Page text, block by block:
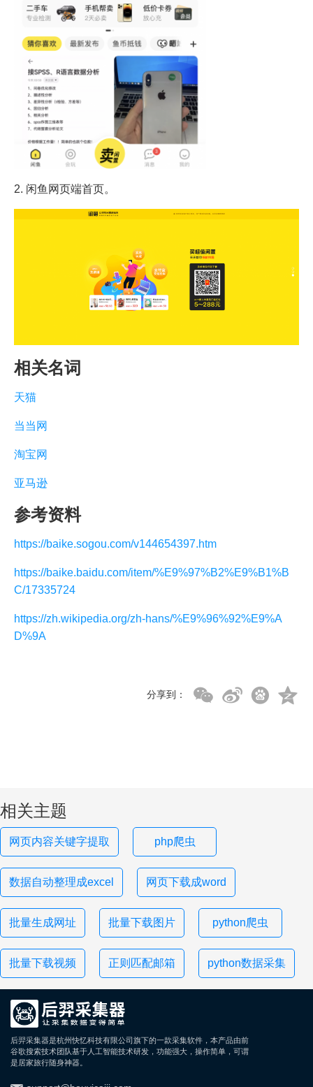
2. 闲鱼网页端首页。
相关名词
天猫
当当网
淘宝网
亚马逊
参考资料
https://baike.sogou.com/v144654397.htm
https://baike.baidu.com/item/%E9%97%B2%E9%B1%B
C/17335724
https://zh.wikipedia.org/zh-hans/%E9%96%92%E9%A
D%9A
分享到：
相关主题
网页内容关键字提取 php爬虫
数据自动整理成excel 网页下载成word
批量生成网址 批量下载图片 python爬虫
批量下载视频 正则匹配邮箱 python数据采集
后羿采集器是杭州快忆科技有限公司旗下的一款采集软件，本产品由前
谷歌搜索技术团队基于人工智能技术研发，功能强大，操作简单，可谓
是居家旅行随身神器。